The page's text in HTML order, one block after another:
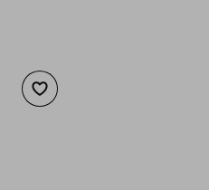
Добави към списъка с